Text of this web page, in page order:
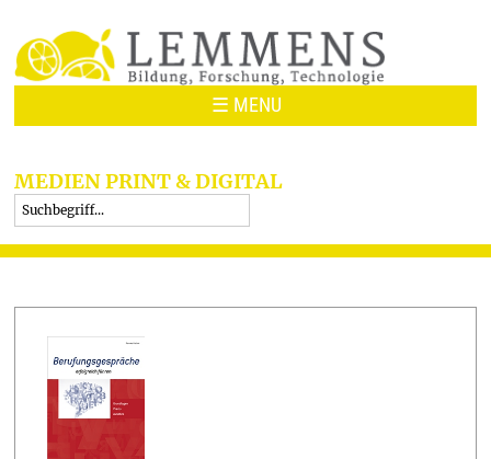
☰ MENU
MEDIEN PRINT & DIGITAL
Suche